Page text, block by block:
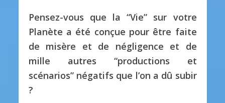
Pensez-vous que la “Vie” sur votre
Planète a été conçue pour être faite
de misère et de négligence et de
mille autres “productions et
scénarios” négatifs que l’on a dû subir
?